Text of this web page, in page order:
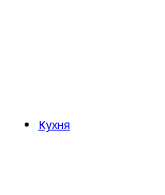
Кухня